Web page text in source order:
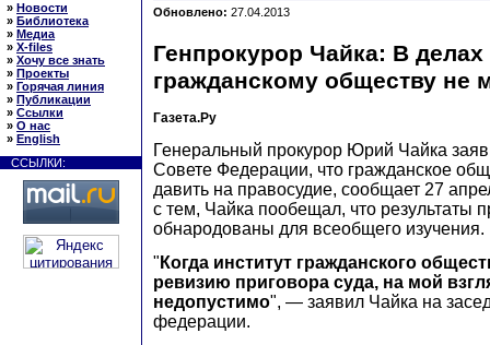
» Новости
» Библиотека
» Медиа
» X-files
» Хочу все знать
» Проекты
» Горячая линия
» Публикации
» Ссылки
» О нас
» English
ССЫЛКИ:
Обновлено: 27.04.2013
Генпрокурор Чайка: В делах
гражданскому обществу не
Газета.Ру
Генеральный прокурор Юрий Чайка
Совете Федерации, что гражданское
давить на правосудие, сообщает 27
с тем, Чайка пообещал, что результаты
обнародованы для всеобщего изучения.
" Когда институт гражданского
ревизию приговора суда, на мой
недопустимо", — заявил Чайка на
федерации.